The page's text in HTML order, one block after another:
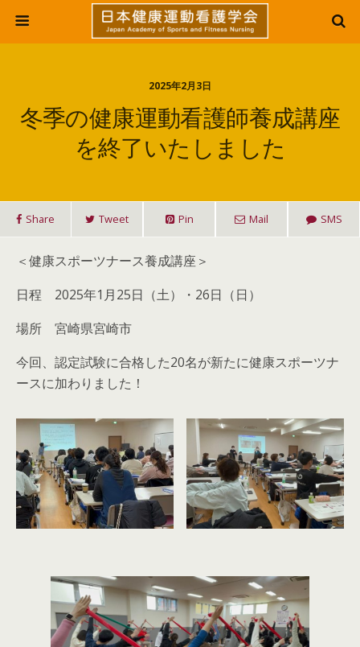
2025年2月3日
冬季の健康運動看護師養成講座
を終了いたしました
Share Tweet Pin Mail SMS
＜健康スポーツナース養成講座＞
日程 2025年1月25日（土）・26日（日）
場所 宮崎県宮崎市
今回、認定試験に合格した20名が新たに健康スポーツナ
ースに加わりました！